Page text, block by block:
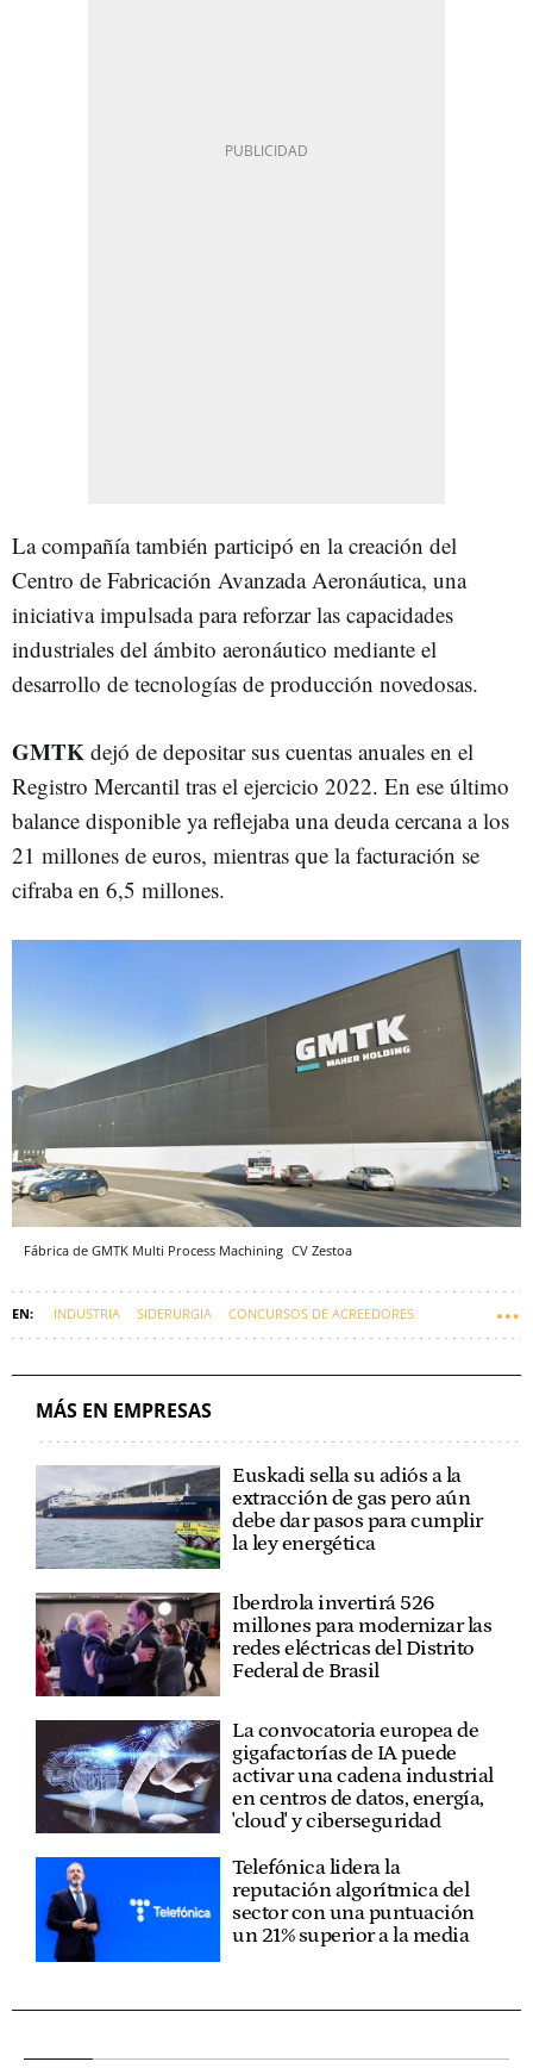
La compañía también participó en la creación del
Centro de Fabricación Avanzada Aeronáutica, una
iniciativa impulsada para reforzar las capacidades
industriales del ámbito aeronáutico mediante el
desarrollo de tecnologías de producción novedosas.
GMTK dejó de depositar sus cuentas anuales en el
Registro Mercantil tras el ejercicio 2022. En ese último
balance disponible ya reflejaba una deuda cercana a los
21 millones de euros, mientras que la facturación se
cifraba en 6,5 millones.
Fábrica de GMTK Multi Process Machining CV Zestoa
INDUSTRIA SIDERURGIA CONCURSOS DE ACREEDORES
MÁS EN EMPRESAS
Euskadi sella su adiós a la
extracción de gas pero aún
debe dar pasos para cumplir
la ley energética
Iberdrola invertirá 526
millones para modernizar las
redes eléctricas del Distrito
Federal de Brasil
La convocatoria europea de
gigafactorías de IA puede
activar una cadena industrial
en centros de datos, energía,
'cloud' y ciberseguridad
Telefónica lidera la
reputación algorítmica del
sector con una puntuación
un 21% superior a la media